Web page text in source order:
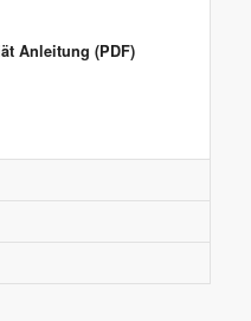
Anleitung (PDF)